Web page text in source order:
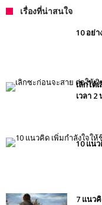
เรื่องที่น่าสนใจ
10 อย่
เลิกได้
เวลา 2
10 แน
7 แนว